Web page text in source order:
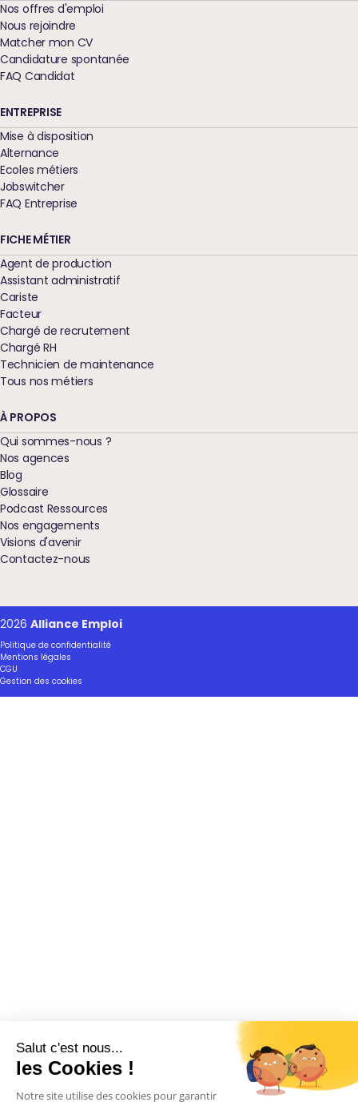
Salut c'est nous...
les Cookies !
Notre site utilise des cookies pour garantir
Nos offres d'emploi
Nous rejoindre
Matcher mon CV
Candidature spontanée
FAQ Candidat
ENTREPRISE
Mise à disposition
Alternance
Ecoles métiers
Jobswitcher
FAQ Entreprise
FICHE MÉTIER
Agent de production
Assistant administratif
Cariste
Facteur
Chargé de recrutement
Chargé RH
Technicien de maintenance
Tous nos métiers
À PROPOS
Qui sommes-nous ?
Nos agences
Blog
Glossaire
Podcast Ressources
Nos engagements
Visions d'avenir
Contactez-nous
2026 Alliance Emploi
Politique de confidentialité
Mentions légales
CGU
Gestion des cookies